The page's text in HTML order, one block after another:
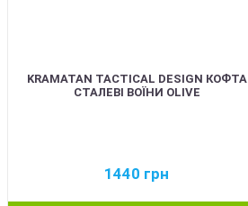
KRAMATAN TACTICAL DESIGN КОФТА
СТАЛЕВІ ВОЇНИ OLIVE
1440 грн